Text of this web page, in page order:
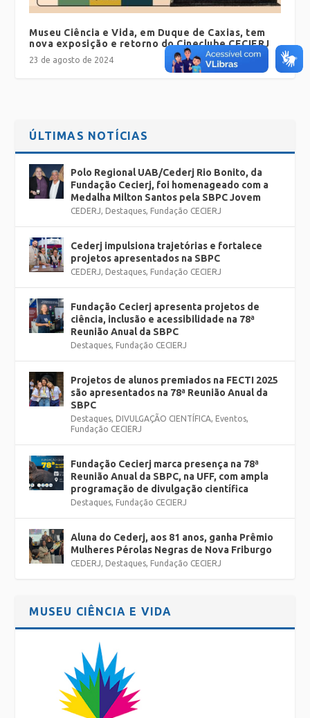
Museu Ciência e Vida, em Duque de Caxias, tem
nova exposição e retorno do Cineclube CECIERJ
23 de agosto de 2024
ÚLTIMAS NOTÍCIAS
Polo Regional UAB/Cederj Rio Bonito, da
Fundação Cecierj, foi homenageado com a
Medalha Milton Santos pela SBPC Jovem
CEDERJ, Destaques, Fundação CECIERJ
Cederj impulsiona trajetórias e fortalece
projetos apresentados na SBPC
CEDERJ, Destaques, Fundação CECIERJ
Fundação Cecierj apresenta projetos de
ciência, inclusão e acessibilidade na 78ª
Reunião Anual da SBPC
Destaques, Fundação CECIERJ
Projetos de alunos premiados na FECTI 2025
são apresentados na 78ª Reunião Anual da
SBPC
Destaques, DIVULGAÇÃO CIENTÍFICA, Eventos,
Fundação CECIERJ
Fundação Cecierj marca presença na 78ª
Reunião Anual da SBPC, na UFF, com ampla
programação de divulgação científica
Destaques, Fundação CECIERJ
Aluna do Cederj, aos 81 anos, ganha Prêmio
Mulheres Pérolas Negras de Nova Friburgo
CEDERJ, Destaques, Fundação CECIERJ
MUSEU CIÊNCIA E VIDA